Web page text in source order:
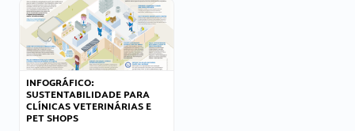
INFOGRÁFICO:
SUSTENTABILIDADE PARA
CLÍNICAS VETERINÁRIAS E
PET SHOPS